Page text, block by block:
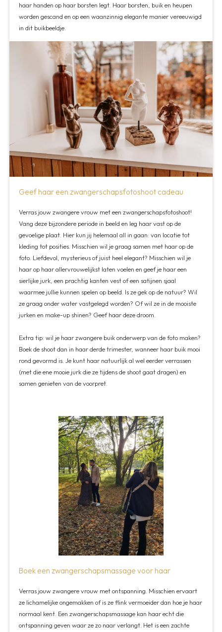
haar handen op haar borsten legt. Haar borsten, buik en heupen
worden gescand en op een waanzinnig elegante manier vereeuwigd
in dit buikbeeldje.
Geef haar een zwangerschapsfotoshoot cadeau
Verras jouw zwangere vrouw met een zwangerschapsfotoshoot!
Vang deze bijzondere periode in beeld en leg haar vast op de
gevoelige plaat. Hier kun jij helemaal all in gaan: van locatie tot
kleding tot posities. Misschien wil je graag samen met haar op de
foto. Liefdevol, mysterieus of juist heel elegant? Misschien wil je
haar op haar allervrouwelijkst laten voelen en geef je haar een
sierlijke jurk, een prachtig kanten vest of een satijnen sjaal
waarmee jullie kunnen spelen op beeld. Is ze gek op de natuur? Wil
ze graag onder water vastgelegd worden? Of wil ze in de mooiste
jurken en make-up shinen? Geef haar deze droom.
Extra tip: wil je haar zwangere buik onderwerp van de foto maken?
Boek de shoot dan in haar derde trimester, wanneer haar buik mooi
rond gevormd is. Je kunt haar natuurlijk al wel eerder verrassen
(met die ene mooie jurk die ze tijdens de shoot gaat dragen) en
samen genieten van de voorpret.
Boek een zwangerschapsmassage voor haar
Verras jouw zwangere vrouw met ontspanning. Misschien ervaart
ze lichamelijke ongemakken of is ze flink vermoeider dan hoe je haar
normaal kent. Een zwangerschapsmassage kan haar echt die
ontspanning geven waar ze zo naar verlangt. Het is een zachte